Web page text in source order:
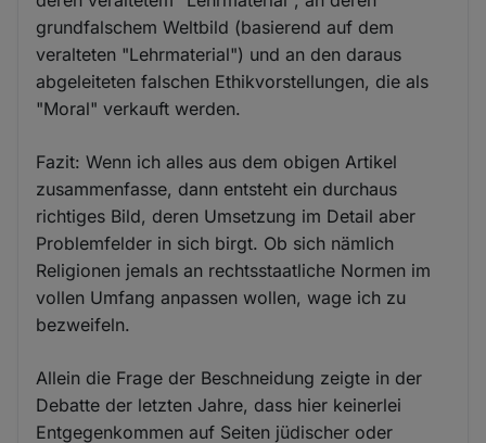
grundfalschem Weltbild (basierend auf dem
veralteten "Lehrmaterial") und an den daraus
abgeleiteten falschen Ethikvorstellungen, die als
"Moral" verkauft werden.
Fazit: Wenn ich alles aus dem obigen Artikel
zusammenfasse, dann entsteht ein durchaus
richtiges Bild, deren Umsetzung im Detail aber
Problemfelder in sich birgt. Ob sich nämlich
Religionen jemals an rechtsstaatliche Normen im
vollen Umfang anpassen wollen, wage ich zu
bezweifeln.
Allein die Frage der Beschneidung zeigte in der
Debatte der letzten Jahre, dass hier keinerlei
Entgegenkommen auf Seiten jüdischer oder